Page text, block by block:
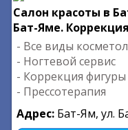
Салон красоты в
Бат-Яме.
- Все виды
- Ногтевой сервис
- Коррекция фигуры
- Прессотерапия
Адрес: Бат-Ям, ул.